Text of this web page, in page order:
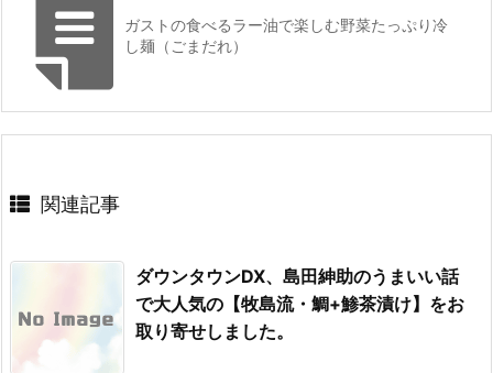
ガストの食べるラー油で楽しむ野菜たっぷり冷
し麺（ごまだれ）
関連記事
ダウンタウンDX、島田紳助のうまいい話
で大人気の【牧島流・鯛+鯵茶漬け】をお
取り寄せしました。